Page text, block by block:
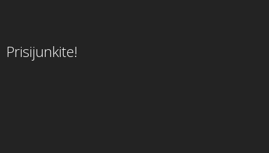
Prisijunkite!